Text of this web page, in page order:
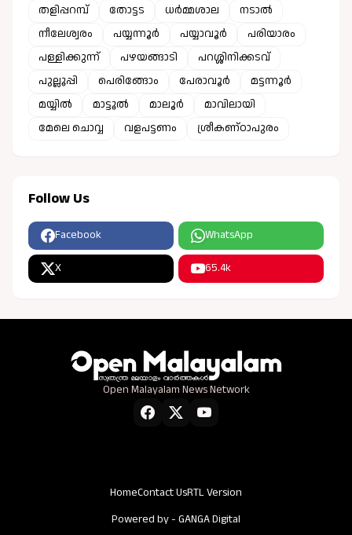
തളിപ്പറമ്പ്
തോട്ടട ധർമ്മശാല
നടാൽ
നീലേശ്വരം
പയ്യന്നൂർ പയ്യാവൂർ
പരിയാരം
പള്ളിക്കുന്ന്
പഴയങ്ങാടി
പറശ്ശിനിക്കടവ്
പുല്ലൂപ്പി
പെരിങ്ങോം പേരാവൂർ
മട്ടന്നൂർ
മയ്യിൽ
മാട്ടൂൽ മാലൂർ
മാവിലായി
മേലെ ചൊവ്വ
വളപട്ടണം ശ്രീകണ്ഠാപുരം
Follow Us
Facebook WhatsApp
X 65.4k
Open Malayalam News Network
Powered by - GANGA Digital
HomeContact UsRTL Version